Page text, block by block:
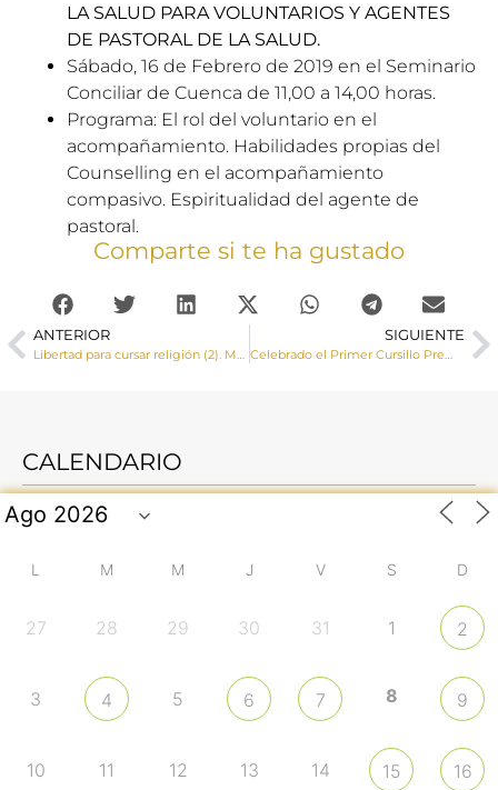
LA SALUD PARA VOLUNTARIOS Y AGENTES
DE PASTORAL DE LA SALUD.
Sábado, 16 de Febrero de 2019 en el Seminario
Conciliar de Cuenca de 11,00 a 14,00 horas.
Programa: El rol del voluntario en el
acompañamiento. Habilidades propias del
Counselling en el acompañamiento
compasivo. Espiritualidad del agente de
pastoral.
Comparte si te ha gustado
ANTERIOR
Libertad para cursar religión (2). Más que un derecho, una necesidad
SIGUIENTE
Celebrado el Primer Cursillo Prematrimonial en la ciudad de Cuenca
CALENDARIO
L M M J V S D
27 28 29 30 31 1 2
3 4 5 6 7 8 9
10 11 12 13 14 15 16